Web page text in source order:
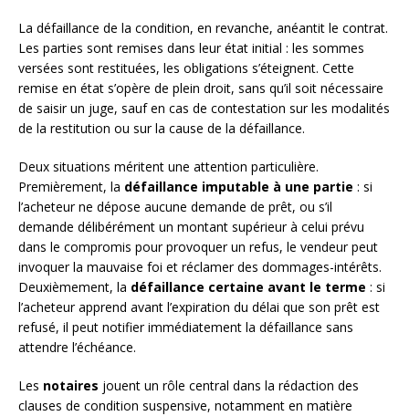
La défaillance de la condition, en revanche, anéantit le contrat.
Les parties sont remises dans leur état initial : les sommes
versées sont restituées, les obligations s’éteignent. Cette
remise en état s’opère de plein droit, sans qu’il soit nécessaire
de saisir un juge, sauf en cas de contestation sur les modalités
de la restitution ou sur la cause de la défaillance.
Deux situations méritent une attention particulière.
Premièrement, la défaillance imputable à une partie : si
l’acheteur ne dépose aucune demande de prêt, ou s’il
demande délibérément un montant supérieur à celui prévu
dans le compromis pour provoquer un refus, le vendeur peut
invoquer la mauvaise foi et réclamer des dommages-intérêts.
Deuxièmement, la défaillance certaine avant le terme : si
l’acheteur apprend avant l’expiration du délai que son prêt est
refusé, il peut notifier immédiatement la défaillance sans
attendre l’échéance.
Les notaires jouent un rôle central dans la rédaction des
clauses de condition suspensive, notamment en matière